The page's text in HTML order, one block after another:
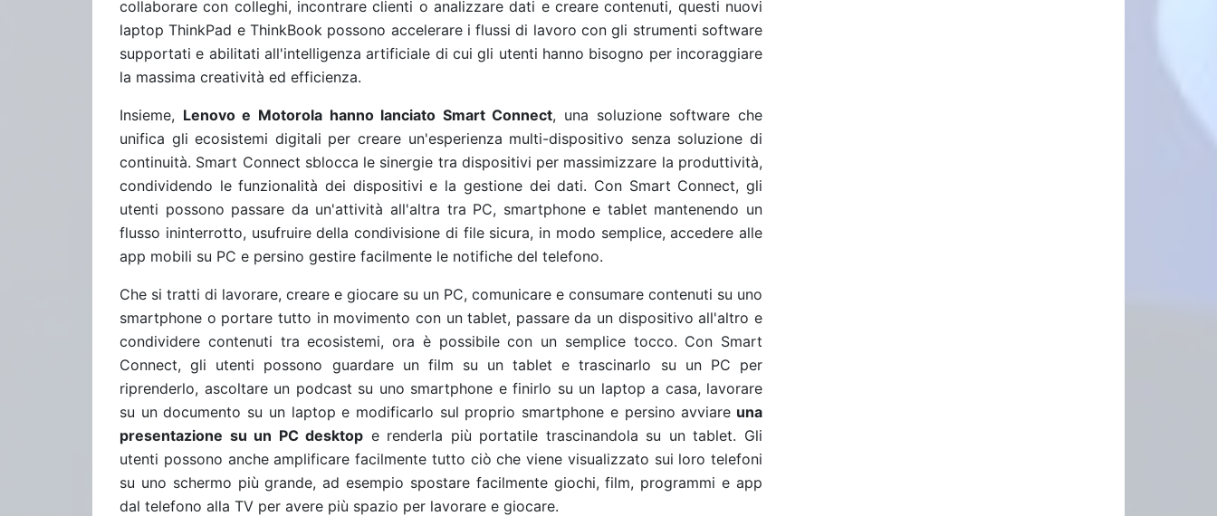
collaborare con colleghi, incontrare clienti o analizzare dati e creare contenuti, questi nuovi
laptop ThinkPad e ThinkBook possono accelerare i flussi di lavoro con gli strumenti software
supportati e abilitati all'intelligenza artificiale di cui gli utenti hanno bisogno per incoraggiare
la massima creatività ed efficienza.
Insieme, Lenovo e Motorola hanno lanciato Smart Connect, una soluzione software che
unifica gli ecosistemi digitali per creare un'esperienza multi-dispositivo senza soluzione di
continuità. Smart Connect sblocca le sinergie tra dispositivi per massimizzare la produttività,
condividendo le funzionalità dei dispositivi e la gestione dei dati. Con Smart Connect, gli
utenti possono passare da un'attività all'altra tra PC, smartphone e tablet mantenendo un
flusso ininterrotto, usufruire della condivisione di file sicura, in modo semplice, accedere alle
app mobili su PC e persino gestire facilmente le notifiche del telefono.
Che si tratti di lavorare, creare e giocare su un PC, comunicare e consumare contenuti su uno
smartphone o portare tutto in movimento con un tablet, passare da un dispositivo all'altro e
condividere contenuti tra ecosistemi, ora è possibile con un semplice tocco. Con Smart
Connect, gli utenti possono guardare un film su un tablet e trascinarlo su un PC per
riprenderlo, ascoltare un podcast su uno smartphone e finirlo su un laptop a casa, lavorare
su un documento su un laptop e modificarlo sul proprio smartphone e persino avviare una
presentazione su un PC desktop e renderla più portatile trascinandola su un tablet. Gli
utenti possono anche amplificare facilmente tutto ciò che viene visualizzato sui loro telefoni
su uno schermo più grande, ad esempio spostare facilmente giochi, film, programmi e app
dal telefono alla TV per avere più spazio per lavorare e giocare.